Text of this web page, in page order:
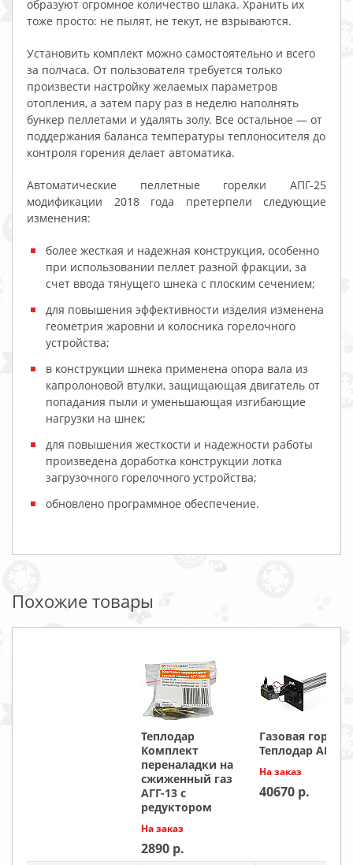
образуют огромное количество шлака. Хранить их
тоже просто: не пылят, не текут, не взрываются.
Установить комплект можно самостоятельно и всего
за полчаса. От пользователя требуется только
произвести настройку желаемых параметров
отопления, а затем пару раз в неделю наполнять
бункер пеллетами и удалять золу. Все остальное — от
поддержания баланса температуры теплоносителя до
контроля горения делает автоматика.
Автоматические пеллетные горелки АПГ-25
модификации 2018 года претерпели следующие
изменения:
более жесткая и надежная конструкция, особенно
при использовании пеллет разной фракции, за
счет ввода тянущего шнека с плоским сечением;
для повышения эффективности изделия изменена
геометрия жаровни и колосника горелочного
устройства;
в конструкции шнека применена опора вала из
капролоновой втулки, защищающая двигатель от
попадания пыли и уменьшающая изгибающие
нагрузки на шнек;
для повышения жесткости и надежности работы
произведена доработка конструкции лотка
загрузочного горелочного устройства;
обновлено программное обеспечение.
Похожие товары
Теплодар
Комплект
переналадки на
сжиженный газ
АГГ-13 с
редуктором
На заказ
2890
Газовая
Теплодар АГГ-
На заказ
40670